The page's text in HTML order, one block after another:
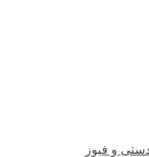
دستی و فیوز